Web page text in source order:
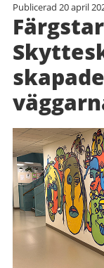
Publicerad 20 april